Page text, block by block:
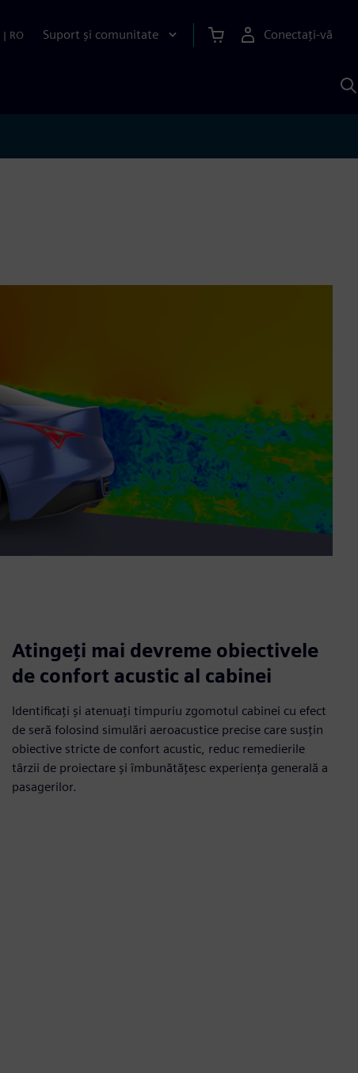
| RO Suport și comunitate Conectați-vă
Atingeți mai devreme obiectivele
de confort acustic al cabinei
Identificați și atenuați timpuriu zgomotul cabinei cu efect
de seră folosind simulări aeroacustice precise care susțin
obiective stricte de confort acustic, reduc remedierile
târzii de proiectare și îmbunătățesc experiența generală a
pasagerilor.